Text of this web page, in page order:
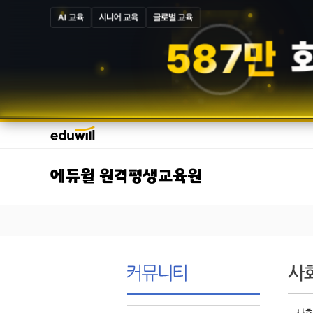
AI 교육 시니어 교육 글로벌 교육
587만
에듀윌 원격평생교육원